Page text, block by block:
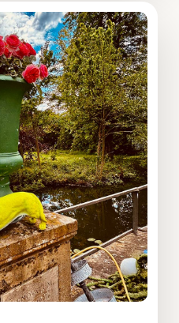
Zum
Beitrag;
Organisationsberatung
&
-
entwicklung